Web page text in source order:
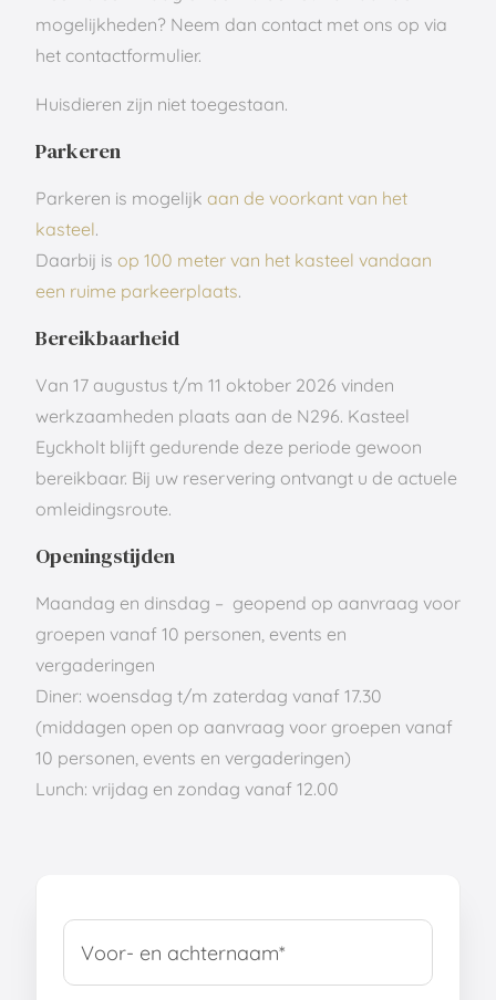
mogelijkheden? Neem dan contact met ons op via
het contactformulier.
Huisdieren zijn niet toegestaan.
Parkeren
Parkeren is mogelijk aan de voorkant van het
kasteel.
Daarbij is op 100 meter van het kasteel vandaan
een ruime parkeerplaats.
Bereikbaarheid
Van 17 augustus t/m 11 oktober 2026 vinden
werkzaamheden plaats aan de N296. Kasteel
Eyckholt blijft gedurende deze periode gewoon
bereikbaar. Bij uw reservering ontvangt u de actuele
omleidingsroute.
Openingstijden
Maandag en dinsdag – geopend op aanvraag voor
groepen vanaf 10 personen, events en
vergaderingen
Diner: woensdag t/m zaterdag vanaf 17.30
(middagen open op aanvraag voor groepen vanaf
10 personen, events en vergaderingen)
Lunch: vrijdag en zondag vanaf 12.00